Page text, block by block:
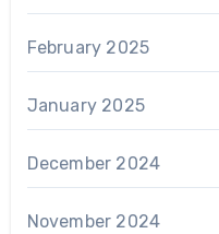
February 2025
January 2025
December 2024
November 2024